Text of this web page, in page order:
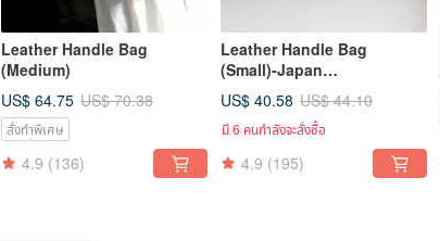
Leather Handle Bag
(Medium)
US$ 64.75 US$ 70.38
สั่งทำพิเศษ
4.9 (136)
Leather Handle Bag
(Small)-Japan
Canvas/vegetable tanned
leather/handbag
US$ 40.58 US$ 44.10
มี 6 คนกำลังจะสั่งซื้อ
4.9 (195)